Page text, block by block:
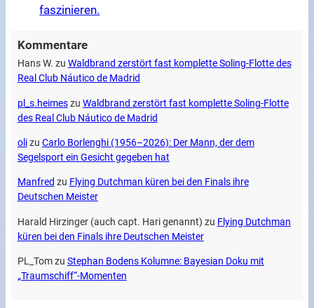
faszinieren.
Kommentare
Hans W. zu Waldbrand zerstört fast komplette Soling-Flotte des
Real Club Náutico de Madrid
pl_s.heimeszu Waldbrand zerstört fast komplette Soling-Flotte
des Real Club Náutico de Madrid
olizu Carlo Borlenghi (1956–2026): Der Mann, der dem
Segelsport ein Gesicht gegeben hat
Manfred zu Flying Dutchman küren bei den Finals ihre
Deutschen Meister
Harald Hirzinger (auch capt. Hari genannt) zu Flying Dutchman
küren bei den Finals ihre Deutschen Meister
PL_Tomzu Stephan Bodens Kolumne: Bayesian Doku mit
„Traumschiff“-Momenten